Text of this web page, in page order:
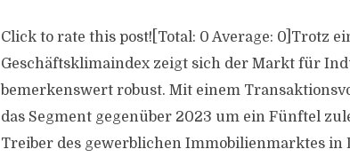
Click to rate this post![Total: 0 Average: 0]Trotz
Geschäftsklimaindex zeigt sich der Markt für
bemerkenswert robust. Mit einem
das Segment gegenüber 2023 um ein Fünftel
Treiber des gewerblichen Immobilienmarktes in